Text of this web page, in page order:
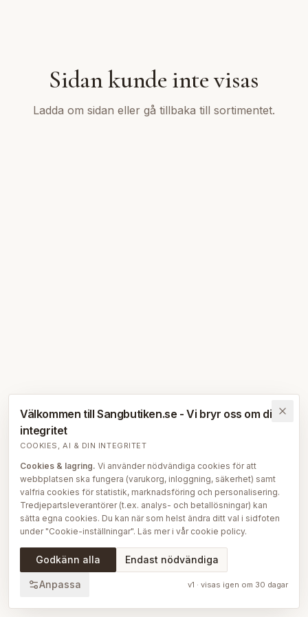
Sidan kunde inte visas
Ladda om sidan eller gå tillbaka till sortimentet.
Välkommen till Sangbutiken.se - Vi bryr oss om din
integritet
COOKIES, AI & DIN INTEGRITET
Cookies & lagring. Vi använder nödvändiga cookies för att
webbplatsen ska fungera (varukorg, inloggning, säkerhet) samt
valfria cookies för statistik, marknadsföring och personalisering.
Tredjepartsleverantörer (t.ex. analys- och betallösningar) kan
sätta egna cookies. Du kan när som helst ändra ditt val i sidfoten
under "Cookie-inställningar". Läs mer i vår cookie policy.
AI på Sängbutiken.För att ge dig en bättre upplevelse använder
vi delvis AI-teknik — bl.a. för smartare sök- och
att skapa, översätta och redigera delar av vårt redaktionella
Godkänn alla Endast nödvändiga
Anpassa v1 · visas igen om 30 dagar